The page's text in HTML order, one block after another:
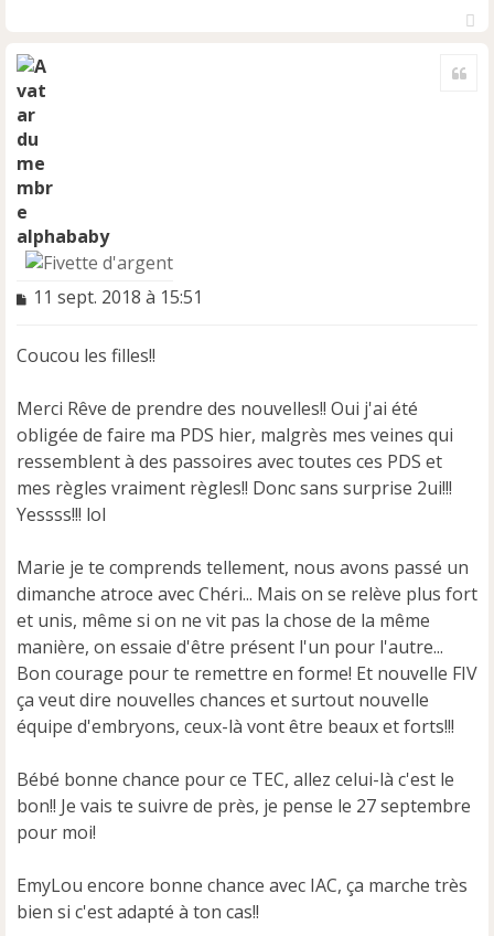
alphababy
M
s
g
e
n
o
n
l
u
11 sept. 2018 à 15:51
Coucou les filles!!
Merci Rêve de prendre des nouvelles!! Oui j'ai été
obligée de faire ma PDS hier, malgrès mes veines qui
ressemblent à des passoires avec toutes ces PDS et
mes règles vraiment règles!! Donc sans surprise 2ui!!!
Yessss!!! lol
Marie je te comprends tellement, nous avons passé un
dimanche atroce avec Chéri... Mais on se relève plus fort
et unis, même si on ne vit pas la chose de la même
manière, on essaie d'être présent l'un pour l'autre...
Bon courage pour te remettre en forme! Et nouvelle FIV
ça veut dire nouvelles chances et surtout nouvelle
équipe d'embryons, ceux-là vont être beaux et forts!!!
Bébé bonne chance pour ce TEC, allez celui-là c'est le
bon!! Je vais te suivre de près, je pense le 27 septembre
pour moi!
EmyLou encore bonne chance avec IAC, ça marche très
bien si c'est adapté à ton cas!!